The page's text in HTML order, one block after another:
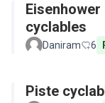
cyclables
Daniram 6
Piste